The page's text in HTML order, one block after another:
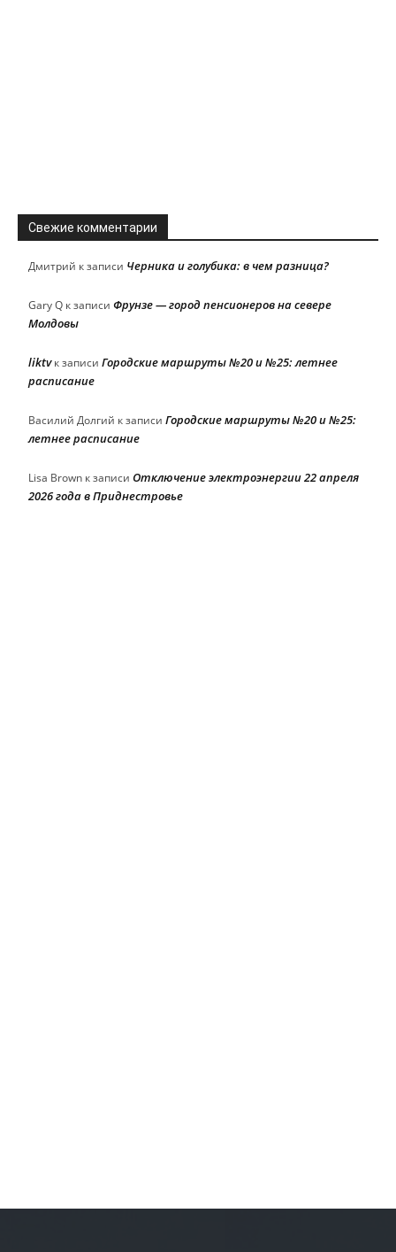
Свежие комментарии
Дмитрий к записи Черника и голубика: в чем разница?
Gary Q к записи Фрунзе — город пенсионеров на севере
Молдовы
liktvк записи Городские маршруты №20 и №25: летнее
расписание
Василий Долгий к записи Городские маршруты №20 и №25:
летнее расписание
Lisa Brown к записи Отключение электроэнергии 22 апреля
2026 года в Приднестровье